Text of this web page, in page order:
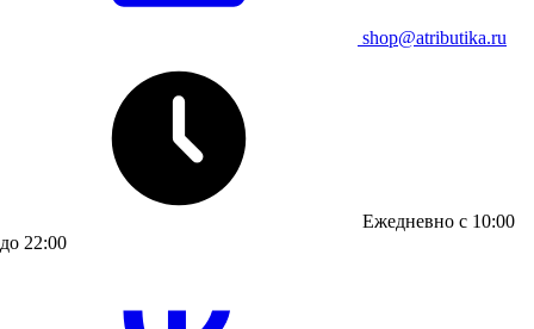
shop@atributika.ru
Ежедневно с 10:00
до 22:00